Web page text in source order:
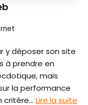
y déposer son site
à prendre en
mais
la performance
critère… Lire la suite